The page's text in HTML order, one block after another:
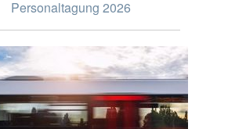
Personaltagung 2026